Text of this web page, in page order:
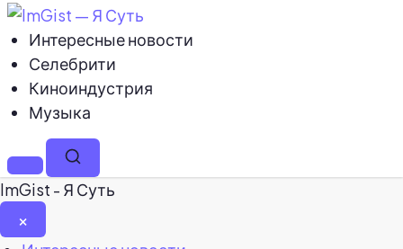
Интересные новости
Селебрити
Киноиндустрия
Музыка
МенюПоиск
ImGist - Я Суть
×
Закрыть